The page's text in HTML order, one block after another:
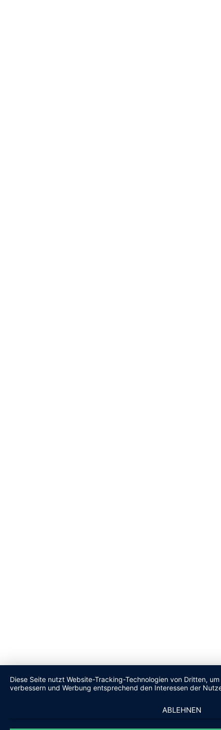
Diese Seite nutzt Website-Tracking-Technologien von Dritten,
verbessern und Werbung entsprechend den Interessen der
ABLEHNEN